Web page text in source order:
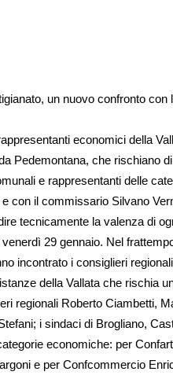
un nuovo confronto
economici del­la
Pede­montana, che rischiano
e rappresentanti delle
con il commissario Silvano
tecnicamente la valenza di
29 gennaio. Nel
incontrato i consiglieri
della Vallata che rischia
regionali Ro­berto Ciambetti,
i sindaci di Bro­gliano,
economiche: per
e per Confcommercio